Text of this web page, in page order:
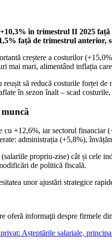
în trimestrul II 2025
față de trimestrul
creștere a costurilor
mai mari, alimentând inflația
reușit să reducă costurile forței
în sezon înalt – scad
cu +12,6%, iar sectorul financiar
administrația (+5,8%),
propriu-zise) cât și cele
de politică fiscală.
unor ajustări strategice
oferă informaţii despre firmele
Așteptările salariale,